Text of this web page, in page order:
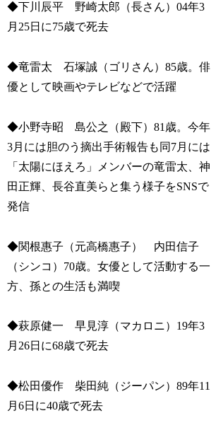
◆下川辰平 野崎太郎（長さん）04年3
月25日に75歳で死去
◆竜雷太 石塚誠（ゴリさん）85歳。俳
優として映画やテレビなどで活躍
◆小野寺昭 島公之（殿下）81歳。今年
3月には胆のう摘出手術報告も同7月には
「太陽にほえろ」メンバーの竜雷太、神
田正輝、長谷直美らと集う様子をSNSで
発信
◆関根惠子（元高橋惠子） 内田信子
（シンコ）70歳。女優として活動する一
方、孫との生活も満喫
◆萩原健一 早見淳（マカロニ）19年3
月26日に68歳で死去
◆松田優作 柴田純（ジーパン）89年11
月6日に40歳で死去